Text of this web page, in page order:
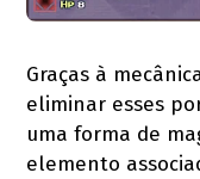
Graças à
eliminar esses
uma forma de
elemento